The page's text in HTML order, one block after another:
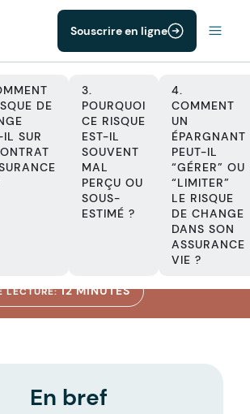
Souscrire en ligne
DE
SUR
3.
POURQUOI
CE RISQUE
EST-IL
SOUVENT
MAL
PERÇU OU
SOUS-
ESTIMÉ ?
4.
COMMENT
UN
ÉPARGNANT
PEUT-IL
“GÉRER” OU
“LIMITER”
LE RISQUE
DE CHANGE
DANS SON
ASSURANCE
VIE ?
de
dans
vie
LECTURE: 12 MINUTES
En bref